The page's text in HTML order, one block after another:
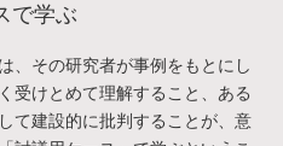
で学ぶ
、その研究者が事例をもとにし
受けとめて理解すること、ある
て建設的に批判することが、意